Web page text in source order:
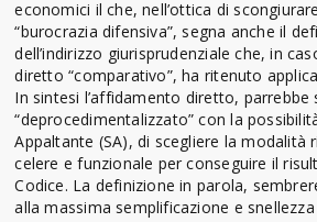
economici il che, nell’ottica di
“burocrazia difensiva”, segna anche il
dell’indirizzo giurisprudenziale che, in
diretto “comparativo”, ha ritenuto
In sintesi l’affidamento diretto,
“deprocedimentalizzato” con la
Appaltante (SA), di scegliere la modalità
celere e funzionale per conseguire il
Codice. La definizione in parola,
alla massima semplificazione e